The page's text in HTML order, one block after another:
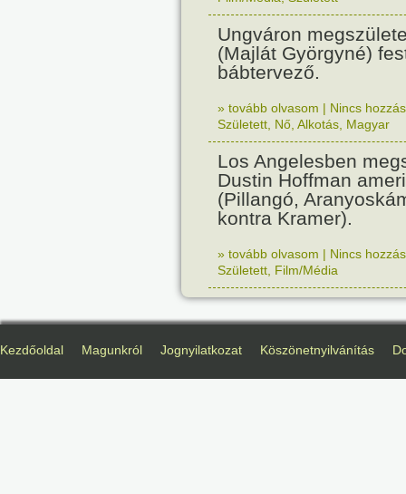
Ungváron
(Majlát Györgyné)
bábtervező.
» tovább olvasom | Nincs
Született Nő Alkotás Magyar
Los Angelesben
Dustin Hoffman
(Pillangó,
kontra Kramer).
» tovább olvasom | Nincs
Született Film/Média
Kezdőoldal Magunkról Jognyilatkozat Köszönetnyilvánítás